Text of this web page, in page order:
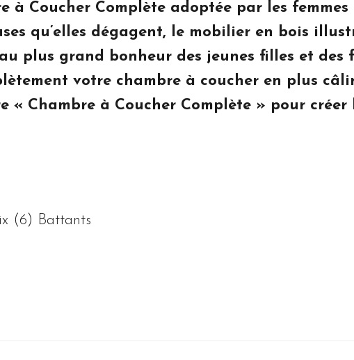
à Coucher Complète adoptée par les femmes
qu’elles dégagent, le mobilier en bois
plus grand bonheur des jeunes filles et des
votre chambre à coucher en plus
« Chambre à Coucher Complète » pour créer
(6) Battants